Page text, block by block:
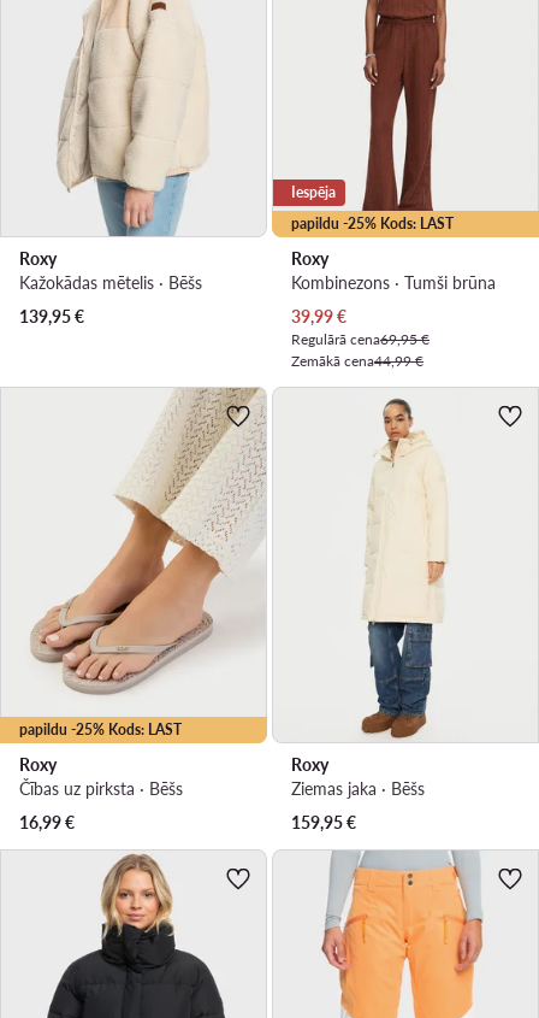
Roxy
Kažokādas mētelis · Bēšs
139,95€
papildu -25% Kods: LAST
Iespēja
Roxy
Kombinezons · Tumši brūna
Pašreizējā cena
39,99€
Regulārā cena69,95 €
Zemākā cena44,99 €
papildu -25% Kods: LAST
Roxy
Čības uz pirksta · Bēšs
16,99€
Roxy
Ziemas jaka · Bēšs
159,95€